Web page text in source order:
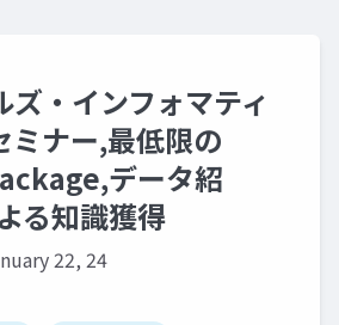
ズ・インフォマティ
ミナー,最低限の
データ紹
る知識獲得
22, 24